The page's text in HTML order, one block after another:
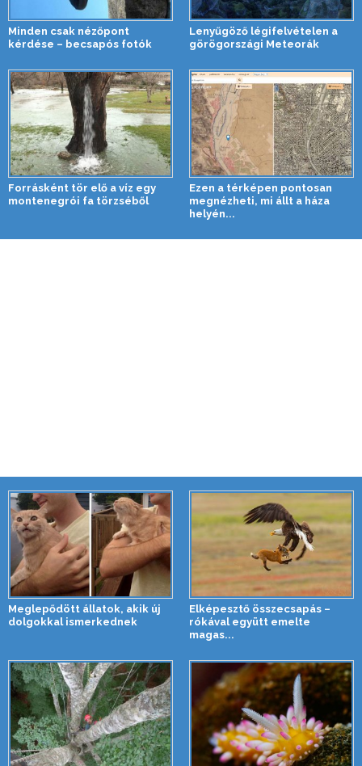
Minden csak nézőpont
kérdése – becsapós fotók
Lenyűgöző légifelvételen a
görögországi Meteorák
Forrásként tör elő a víz egy
montenegrói fa törzséből
Ezen a térképen pontosan
megnézheti, mi állt a háza
helyén...
Meglepődött állatok, akik új
dolgokkal ismerkednek
Elképesztő összecsapás –
rókával együtt emelte
magas...